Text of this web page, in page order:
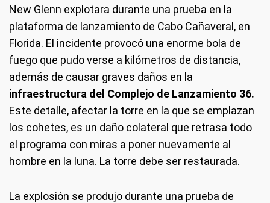
New Glenn explotara durante una prueba en la
plataforma de lanzamiento de Cabo Cañaveral, en
Florida. El incidente provocó una enorme bola de
fuego que pudo verse a kilómetros de distancia,
además de causar graves daños en la
infraestructura del Complejo de Lanzamiento 36.
Este detalle, afectar la torre en la que se emplazan
los cohetes, es un daño colateral que retrasa todo
el programa con miras a poner nuevamente al
hombre en la luna. La torre debe ser restaurada.
La explosión se produjo durante una prueba de